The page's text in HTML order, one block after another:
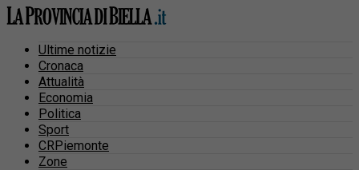
Ultime notizie
Cronaca
Attualità
Economia
Politica
Sport
CRPiemonte
Zone